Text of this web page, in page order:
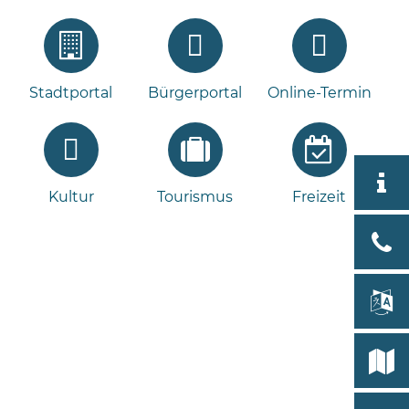
Stadtportal Bürgerportal Online-Termin
Kultur Tourismus Freizeit
Bleeck
19